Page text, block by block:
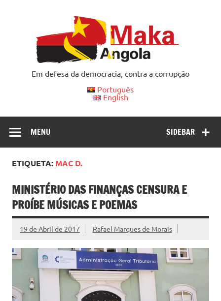
Em defesa da democracia, contra a corrupção
Português
English
SIDEBAR
MENU
ETIQUETA: MAC D.
MINISTÉRIO DAS FINANÇAS CENSURA E
PROÍBE MÚSICAS E POEMAS
19 de Abril de 2017 Rafael Marques de Morais